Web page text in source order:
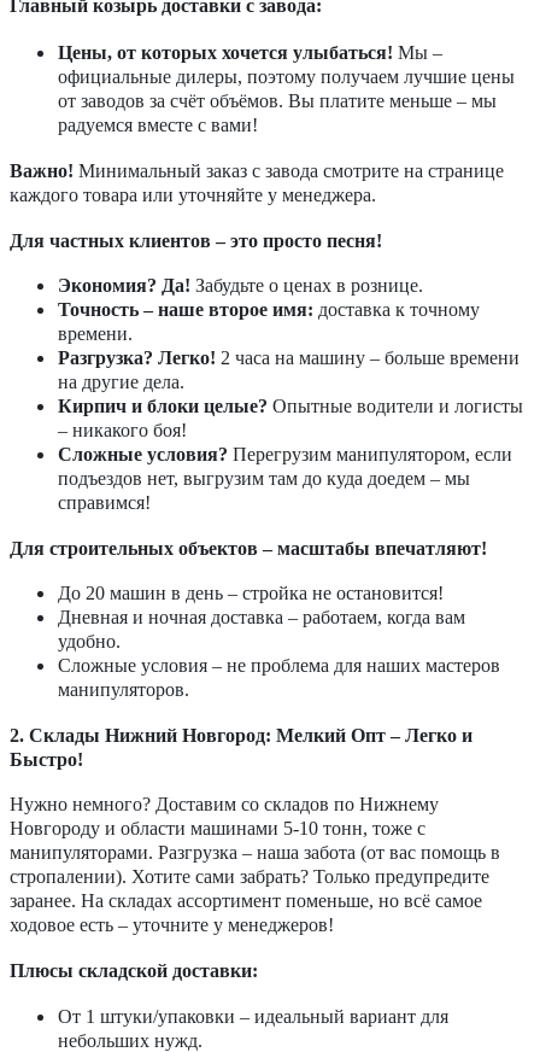
Главный козырь доставки с завода:
Цены, от которых хочется улыбаться! Мы –
официальные дилеры, поэтому получаем лучшие цены
от заводов за счёт объёмов. Вы платите меньше – мы
радуемся вместе с вами!
Важно! Минимальный заказ с завода смотрите на странице
каждого товара или уточняйте у менеджера.
Для частных клиентов – это просто песня!
Экономия? Да! Забудьте о ценах в рознице.
Точность – наше второе имя: доставка к точному
времени.
Разгрузка? Легко! 2 часа на машину – больше времени
на другие дела.
Кирпич и блоки целые? Опытные водители и логисты
– никакого боя!
Сложные условия? Перегрузим манипулятором, если
подъездов нет, выгрузим там до куда доедем – мы
справимся!
Для строительных объектов – масштабы впечатляют!
До 20 машин в день – стройка не остановится!
Дневная и ночная доставка – работаем, когда вам
удобно.
Сложные условия – не проблема для наших мастеров
манипуляторов.
2. Склады Нижний Новгород: Мелкий Опт – Легко и
Быстро!
Нужно немного? Доставим со складов по Нижнему
Новгороду и области машинами 5-10 тонн, тоже с
манипуляторами. Разгрузка – наша забота (от вас помощь в
стропалении). Хотите сами забрать? Только предупредите
заранее. На складах ассортимент поменьше, но всё самое
ходовое есть – уточните у менеджеров!
Плюсы складской доставки:
От 1 штуки/упаковки – идеальный вариант для
небольших нужд.